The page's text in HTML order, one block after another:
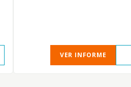
VER INFORME